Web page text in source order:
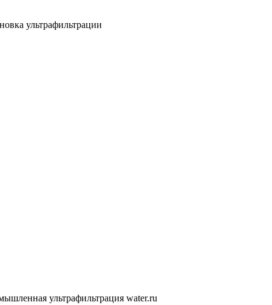
ультрафильтрации
ультрафильтрация water.ru